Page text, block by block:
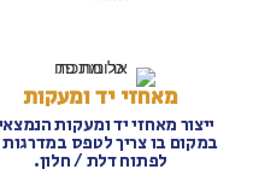
מאחזי יד ומעקות
ייצור מאחזי יד ומעקות הנמצאים
במקום בו צריך לטפס במדרגות או
לפתוח דלת / חלון.